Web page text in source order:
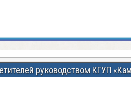
руководством КГУП